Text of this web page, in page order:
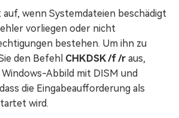
wenn Systemdateien beschädigt
vorliegen oder nicht
bestehen. Um ihn zu
den Befehl CHKDSK /f /r aus,
Windows-Abbild mit DISM und
die Eingabeaufforderung als
wird.